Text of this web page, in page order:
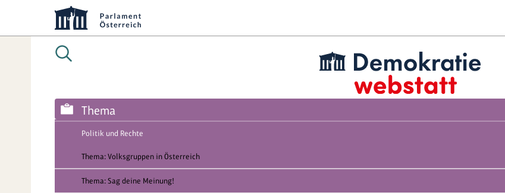
Thema
Politik und Rechte
Thema: Volksgruppen in Österreich
Thema: Sag deine Meinung!